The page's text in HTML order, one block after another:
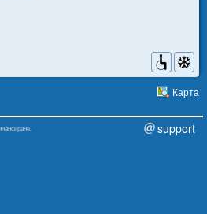
Карта
support